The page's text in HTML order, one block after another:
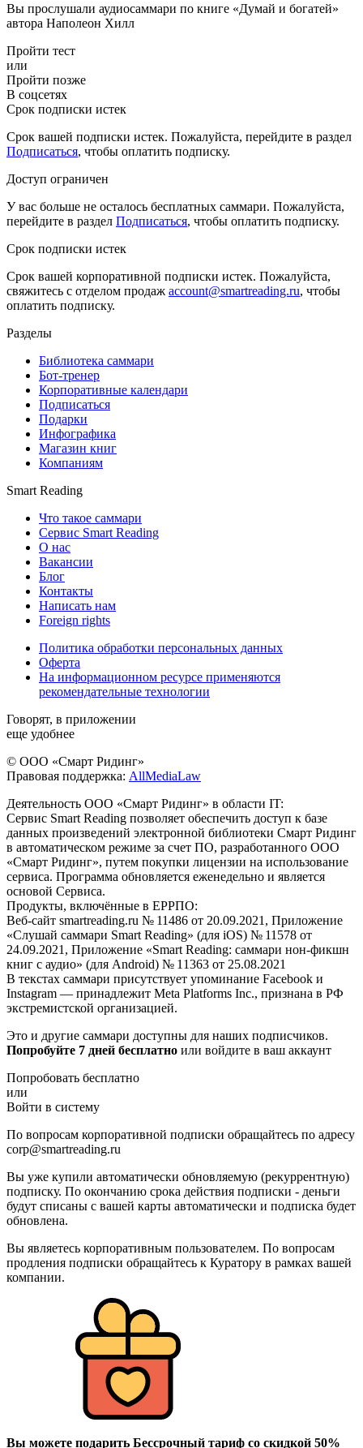
Вы прослушали аудиосаммари по книге «Думай и богатей»
автора Наполеон Хилл
Пройти тест
или
Пройти позже
В соцсетях
Срок подписки истек
Срок вашей подписки истек. Пожалуйста, перейдите в раздел
Подписаться, чтобы оплатить подписку.
Доступ ограничен
У вас больше не осталось бесплатных саммари. Пожалуйста,
перейдите в раздел Подписаться, чтобы оплатить подписку.
Срок подписки истек
Срок вашей корпоративной подписки истек. Пожалуйста,
свяжитесь с отделом продаж account@smartreading.ru, чтобы
оплатить подписку.
Разделы
Библиотека саммари
Бот-тренер
Корпоративные календари
Подписаться
Подарки
Инфографика
Магазин книг
Компаниям
Smart Reading
Что такое саммари
Сервис Smart Reading
О нас
Вакансии
Блог
Контакты
Написать нам
Foreign rights
Политика обработки персональных данных
Оферта
На информационном ресурсе применяются
рекомендательные технологии
Говорят, в приложении
еще удобнее
© ООО «Смарт Ридинг»
Правовая поддержка: AllMediaLaw
Деятельность ООО «Смарт Ридинг» в области IT:
Сервис Smart Reading позволяет обеспечить доступ к базе
данных произведений электронной библиотеки Смарт Ридинг
в автоматическом режиме за счет ПО, разработанного ООО
«Смарт Ридинг», путем покупки лицензии на использование
сервиса. Программа обновляется еженедельно и является
основой Сервиса.
Продукты, включённые в ЕРРПО:
Веб-сайт smartreading.ru № 11486 от 20.09.2021, Приложение
«Слушай саммари Smart Reading» (для iOS) № 11578 от
24.09.2021, Приложение «Smart Reading: саммари нон-фикшн
книг с аудио» (для Android) № 11363 от 25.08.2021
В текстах саммари присутствует упоминание Facebook и
Instagram — принадлежит Meta Platforms Inc., признана в РФ
экстремистской организацией.
Это и другие саммари доступны для наших подписчиков.
Попробуйте 7 дней бесплатно или войдите в ваш аккаунт
Попробовать бесплатно
или
Войти в систему
По вопросам корпоративной подписки обращайтесь по адресу
corp@smartreading.ru
Вы уже купили автоматически обновляемую (рекуррентную)
подписку. По окончанию срока действия подписки - деньги
будут списаны с вашей карты автоматически и подписка будет
обновлена.
Вы являетесь корпоративным пользователем. По вопросам
продления подписки обращайтесь к Куратору в рамках вашей
компании.
Вы можете подарить Бессрочный тариф со скидкой 50%